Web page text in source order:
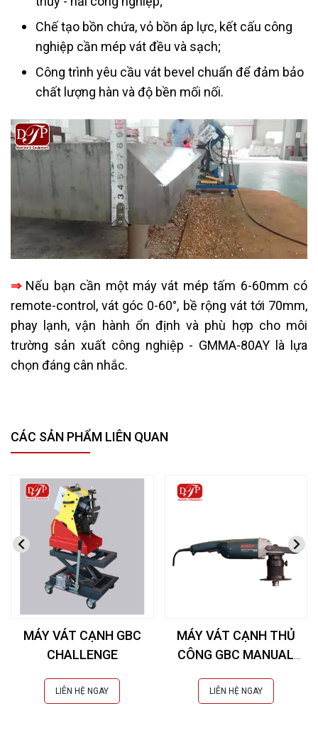
Chế tạo bồn chứa, vỏ bồn áp lực, kết cấu công
nghiệp cần mép vát đều và sạch;
Công trình yêu cầu vát bevel chuẩn để đảm bảo
chất lượng hàn và độ bền mối nối.
⇒ Nếu bạn cần một máy vát mép tấm 6-60mm có
remote-control, vát góc 0-60°, bề rộng vát tới 70mm,
phay lạnh, vận hành ổn định và phù hợp cho môi
trường sản xuất công nghiệp - GMMA-80AY là lựa
chọn đáng cân nhắc.
CÁC SẢN PHẨM LIÊN QUAN
MÁY VÁT CẠNH GBC
CHALLENGE
LIÊN HỆ NGAY
MÁY VÁT CẠNH THỦ
CÔNG GBC MANUAL
LIÊN HỆ NGAY